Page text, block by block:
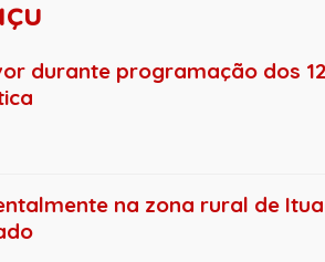
durante programação dos
na zona rural de